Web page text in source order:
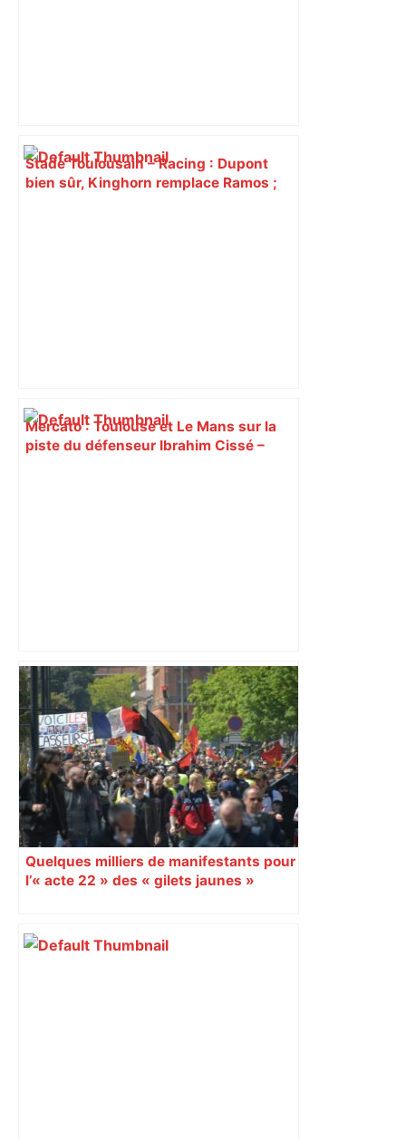
Stade Toulousain – Racing : Dupont
bien sûr, Kinghorn remplace Ramos ;
Mercato : Toulouse et Le Mans sur la
piste du défenseur Ibrahim Cissé –
TFC : le club violet tient son nouvel
entraîneur ! Le Danois Jens Berthel
Askou succède à Carles Martínez
Novell à la tête de l’équipe toulousaine
– ladepeche.fr
Quelques milliers de manifestants pour
l’« acte 22 » des « gilets jaunes »